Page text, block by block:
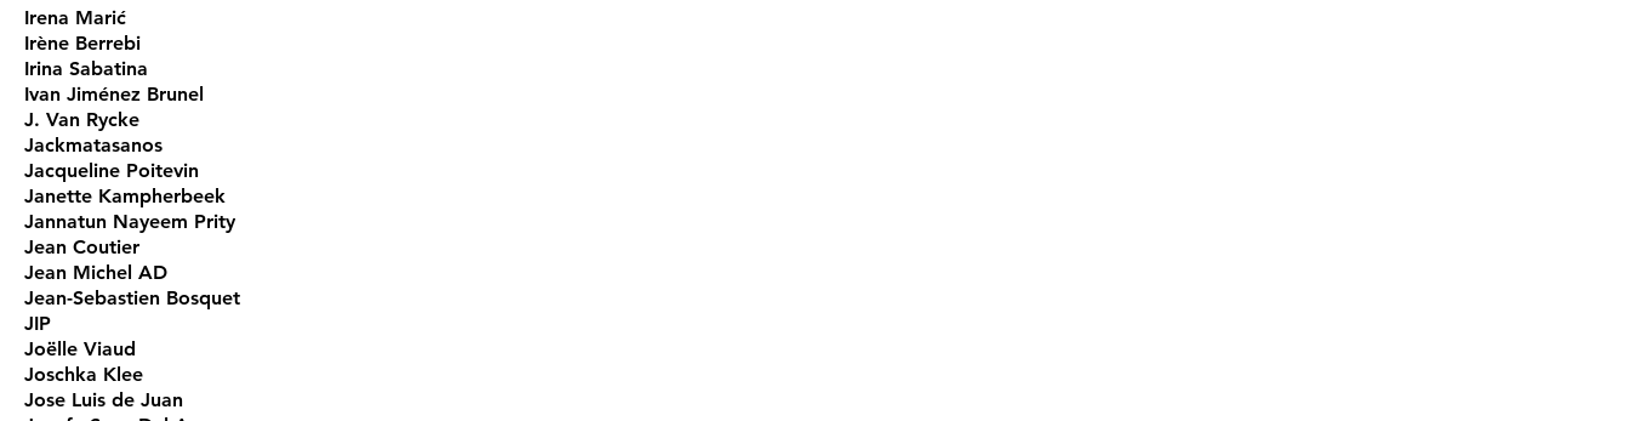
Irena Marić
Irène Berrebi
Irina Sabatina
Ivan Jiménez Brunel
J. Van Rycke
Jackmatasanos
Jacqueline Poitevin
Janette Kampherbeek
Jannatun Nayeem Prity
Jean Coutier
Jean Michel AD
Jean-Sebastien Bosquet
JIP
Joëlle Viaud
Joschka Klee
Jose Luis de Juan